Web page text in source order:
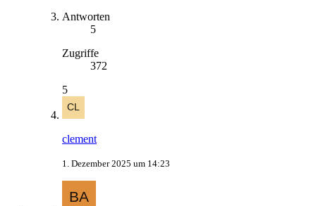
Antworten
5
Zugriffe
372
5
clement
1. Dezember 2025 um 14:23